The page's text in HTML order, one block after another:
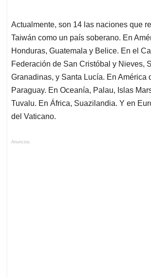
Actualmente, son 14 las naciones que
Taiwán como un país soberano. En
Honduras, Guatemala y Belice. En el
Federación de San Cristóbal y Nieves,
Granadinas, y Santa Lucía. En América
Paraguay. En Oceanía, Palau, Islas
Tuvalu. En África, Suazilandia. Y en
del Vaticano.
Anuncios.